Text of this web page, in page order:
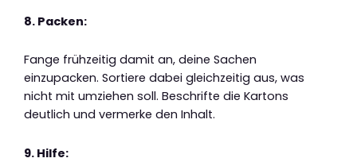
8. Packen:
Fange frühzeitig damit an, deine Sachen
einzupacken. Sortiere dabei gleichzeitig aus, was
nicht mit umziehen soll. Beschrifte die Kartons
deutlich und vermerke den Inhalt.
9. Hilfe: